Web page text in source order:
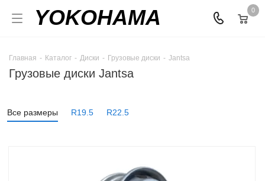
YOKOHAMA 0
Главная - Каталог - Диски - Грузовые диски - Jantsa
Грузовые диски Jantsa
Все размеры R19.5 R22.5